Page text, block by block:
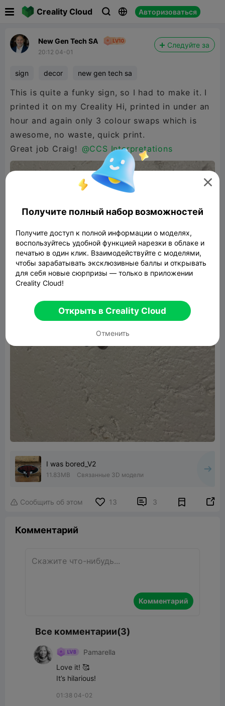
Creality Cloud   Авторизоваться
New Gen Tech SA
20:12 04-01
Следуйте за
sign decor new gen tech sa
This is quite a funky sign, so I had to make it. I
printed it on my Creality Hi, printed in under an
hour and again only 3 colour swaps which is
awesome, no waste, quick print.
Great job Craig! @CCS Interpretations
I was bored_V2
11.83MB Связанные 3D модели
 Сообщить об этом 13  3 
Комментарий
Комментарий
Все комментарии(3)
Pamarella
Love it! 🥰
It’s hilarious!
01:38 04-02

Получите полный набор возможностей
Получите доступ к полной информации о моделях,
воспользуйтесь удобной функцией нарезки в облаке и
печатью в один клик. Взаимодействуйте с моделями,
чтобы зарабатывать эксклюзивные баллы и открывать
для себя новые сюрпризы — только в приложении
Creality Cloud!
Открыть в Creality Cloud
Отменить